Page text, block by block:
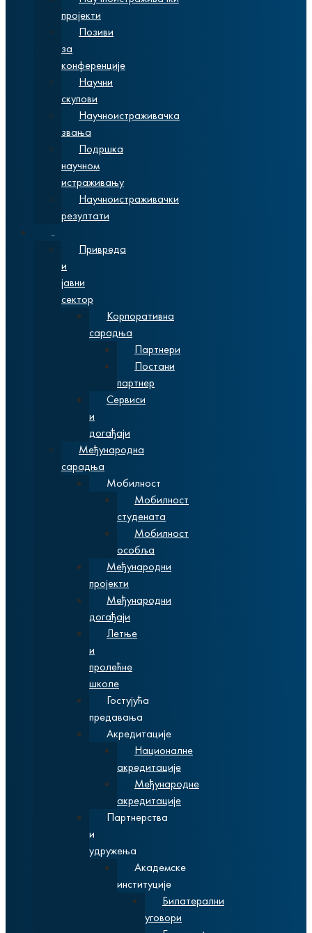
пројекти
Позиви
за
конференције
Научни
скупови
Научноистраживачка
звања
Подршка
научном
истраживању
Научноистраживачки
резултати
Привреда
и
јавни
сектор
Корпоративна
сарадња
Партнери
Постани
партнер
Сервиси
и
догађаји
Међународна
сарадња
Мобилност
Мобилност
студената
Мобилност
особља
Међународни
пројекти
Међународни
догађаји
Летње
и
пролећне
школе
Гостујућа
предавања
Акредитације
Националне
акредитације
Међународне
акредитације
Партнерства
и
удружења
Академске
институције
Билатерални
уговори